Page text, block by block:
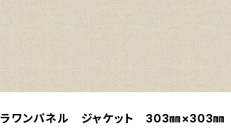
ラワンパネル ジャケット 303㎜×303㎜